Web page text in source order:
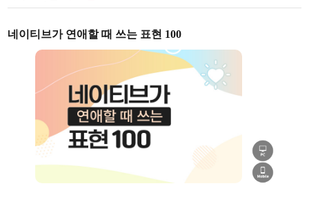
네이티브가 연애할 때 쓰는 표현 100